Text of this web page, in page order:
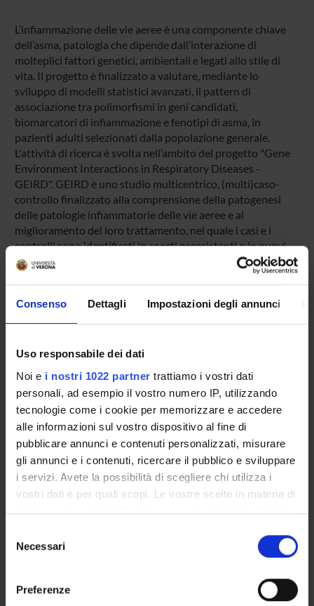
Consenso Dettagli Impostazioni degli annunci
Uso responsabile dei dati
Noi e i nostri 1022 partner trattiamo i vostri dati
personali, ad esempio il vostro numero IP, utilizzando
tecnologie come i cookie per memorizzare e accedere
alle informazioni sul vostro dispositivo al fine di
pubblicare annunci e contenuti personalizzati, misurare
gli annunci e i contenuti, ricercare il pubblico e sviluppare
i servizi. Avete la possibilità di scegliere chi utilizza i
vostri dati e per quali scopi. Le vostre scelte in materia di
privacy sono applicabili solo su questa proprietà digitale
modificare o revocare il proprio consenso in qualsiasi
momento dalla Dichiarazione sui cookie o facendo clic
delNecessari
Preferenze
L’infiammazione delle vie aeree è una componente chiave
dell’asma, patologia che dipende dall’interazione di
molteplici fattori genetici, ambientali e legati allo stile di
vita. Il progetto è finalizzato a valutare, mediante lo
sviluppo di modelli statistici avanzati, il pattern di
associazione tra polimorfismi in geni candidati,
biomarcatori di infiammazione e fenotipi di asma, in
pazienti adulti selezionati dalla popolazione generale.
L'attività di ricerca è svolta nell’ambito del progetto "Gene
Environment Interactions in Respiratory Diseases -
GEIRD". GEIRD è uno studio multicentrico, (multi)caso-
controllo finalizzato alla comprensione della patogenesi
delle patologie infiammatorie delle vie aeree e al
miglioramento del loro trattamento, nel quale i casi e i
controlli sono identificati in coorti preesistenti o in nuovi
campioni casuali della popolazione generale italiana.
SPONSORS:
Funds:assigned and managed by the department
PROJECT PARTICIPANTS
Simone Accordini
Associate Professor
RESEARCH AREAS INVOLVED IN THE PROJECT
SECTIONS